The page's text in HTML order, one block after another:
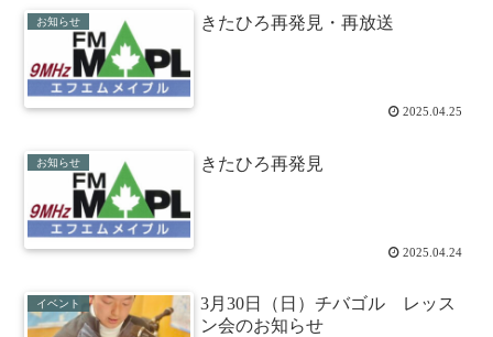
お知らせ きたひろ再発見・再放送
2025.04.25
お知らせ きたひろ再発見
2025.04.24
イベント
3月30日（日）チバゴル レッス
ン会のお知らせ